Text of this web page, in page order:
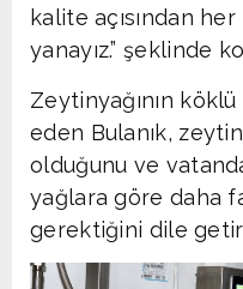
kalite açısından
yanayız.” şeklinde
Zeytinyağının
eden Bulanık,
olduğunu ve
yağlara göre daha
gerektiğini dile